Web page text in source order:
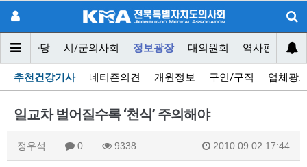
닥터마당 시/군의사회 정보광장 대의원회 역사편찬위원
추천건강기사 네티즌의견 개원정보 구인/구직 업체광
일교차 벌어질수록 ‘천식’ 주의해야
정우석 0 9338 2010.09.02 17:44